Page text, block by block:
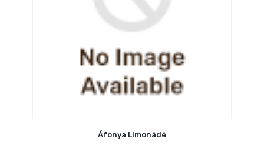
Áfonya Limonádé